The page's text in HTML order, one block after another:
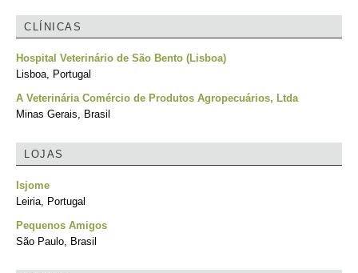
CLÍNICAS
Hospital Veterinário de São Bento (Lisboa)
Lisboa, Portugal
A Veterinária Comércio de Produtos Agropecuários, Ltda
Minas Gerais, Brasil
LOJAS
Isjome
Leiria, Portugal
Pequenos Amigos
São Paulo, Brasil